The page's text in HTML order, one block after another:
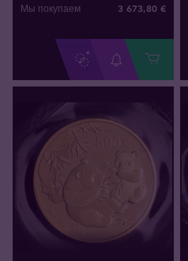
Мы покупаем 3 673,80 €